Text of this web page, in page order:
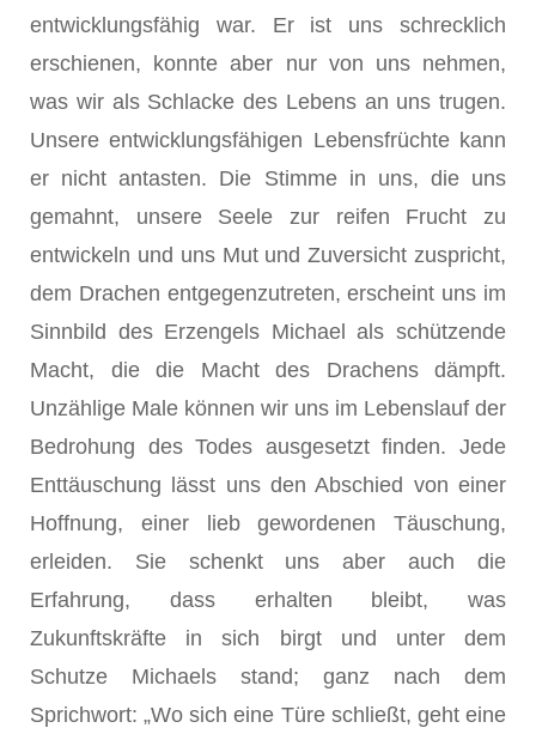
entwicklungsfähig war. Er ist uns schrecklich
erschienen, konnte aber nur von uns nehmen,
was wir als Schlacke des Lebens an uns trugen.
Unsere entwicklungsfähigen Lebensfrüchte kann
er nicht antasten. Die Stimme in uns, die uns
gemahnt, unsere Seele zur reifen Frucht zu
entwickeln und uns Mut und Zuversicht zuspricht,
dem Drachen entgegenzutreten, erscheint uns im
Sinnbild des Erzengels Michael als schützende
Macht, die die Macht des Drachens dämpft.
Unzählige Male können wir uns im Lebenslauf der
Bedrohung des Todes ausgesetzt finden. Jede
Enttäuschung lässt uns den Abschied von einer
Hoffnung, einer lieb gewordenen Täuschung,
erleiden. Sie schenkt uns aber auch die
Erfahrung, dass erhalten bleibt, was
Zukunftskräfte in sich birgt und unter dem
Schutze Michaels stand; ganz nach dem
Sprichwort: „Wo sich eine Türe schließt, geht eine